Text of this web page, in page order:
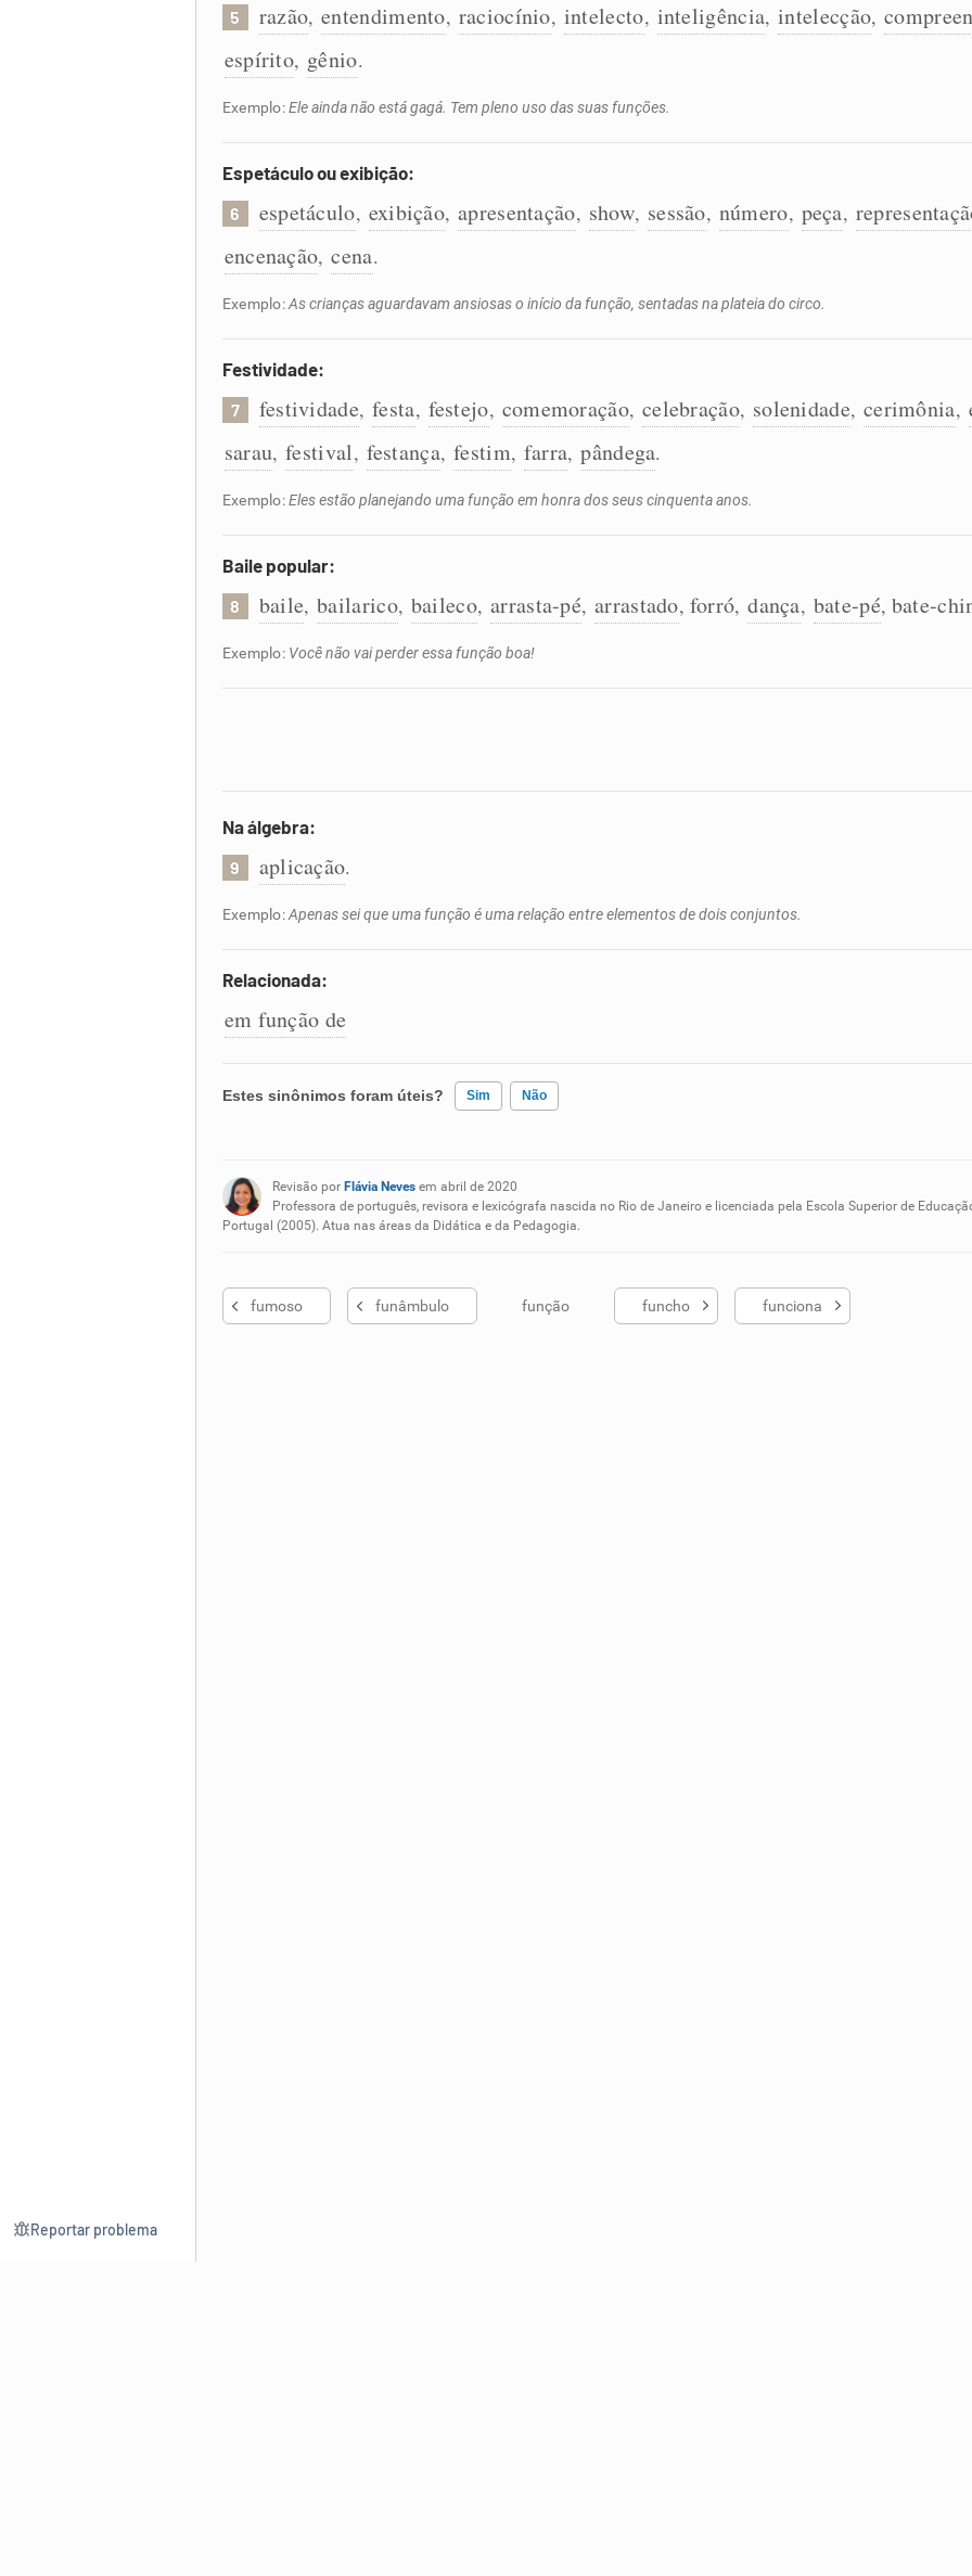
Reportar problema
5 razão, entendimento, raciocínio, intelecto, inteligência, intelecção,
espírito, gênio.
Exemplo:Ele ainda não está gagá. Tem pleno uso das suas funções.
Espetáculo ou exibição:
6 espetáculo, exibição, apresentação, show, sessão, número, peça,
encenação, cena.
Exemplo:As crianças aguardavam ansiosas o início da função, sentadas na plateia do circo.
Festividade:
7 festividade, festa, festejo, comemoração, celebração, solenidade, cerimônia,
sarau, festival, festança, festim, farra, pândega.
Exemplo:Eles estão planejando uma função em honra dos seus cinquenta anos.
Baile popular:
8 baile, bailarico, baileco, arrasta-pé, arrastado, forró, dança, bate-pé, bate-
Exemplo: Você não vai perder essa função boa!
Na álgebra:
9 aplicação.
Exemplo:Apenas sei que uma função é uma relação entre elementos de dois conjuntos.
Relacionada:
em função de
Estes sinônimos foram úteis? Sim Não
Nenhum dos sinônimos apresentados me ajudou
Revisão por Flávia Nevesem abril de 2020
Professora de português, revisora e lexicógrafa nascida no Rio de Janeiro e licenciada pela Escola Superior de
Portugal (2005). Atua nas áreas da Didática e da Pedagogia.
fumoso funâmbulo função funcho funciona